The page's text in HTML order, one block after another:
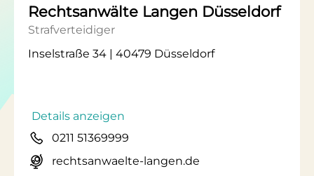
Rechtsanwälte Langen Düsseldorf
Strafverteidiger
Inselstraße 34 | 40479 Düsseldorf
Details anzeigen
0211 51369999
rechtsanwaelte-langen.de